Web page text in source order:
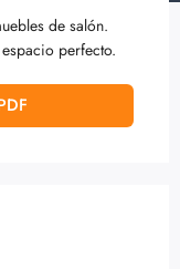
de salón.
perfecto.